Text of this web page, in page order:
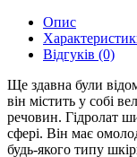
Опис
Відгуків (0)
Ще здавна були
він містить у собі
речовин. Гідролат
сфері. Він має
будь-якого типу